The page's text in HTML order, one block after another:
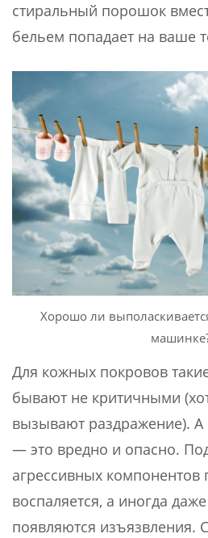
стиральный порошок
бельем попадает на ваше
Хорошо ли
Для кожных покровов
бывают не критичными
вызывают раздражение). А
— это вредно и опасно.
агрессивных
воспаляется, а иногда
появляются изъязвления.